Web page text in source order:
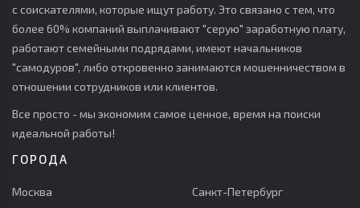
с соискателями, которые ищут работу. Это связано с тем, что
более 60% компаний выплачивают "серую" заработную плату,
работают семейными подрядами, имеют начальников
"самодуров", либо откровенно занимаются мошенничеством в
отношении сотрудников или клиентов.
Все просто - мы экономим самое ценное, время на поиски
идеальной работы!
ГОРОДА
Москва
Санкт-Петербург